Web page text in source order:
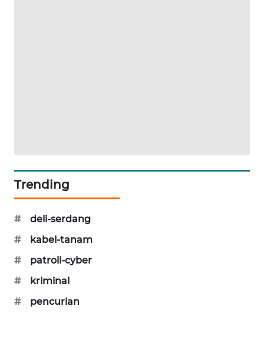
Trending
#
deli-serdang
#
kabel-tanam
#
patroli-cyber
#
kriminal
#
pencurian
ALPERKLINAS
TAMBANG
SITUNGIR